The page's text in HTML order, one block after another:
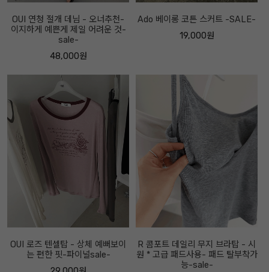
OUI 연청 절개 데님 - 오너추천-
이지하게 예쁜게 제일 어려운 것-
sale-
48,000원
Ado 베이롱 코튼 스커트 -SALE-
19,000원
OUI 로즈 텐셀탑 - 상체 예뻐보이
는 편한 핏-파이널sale-
R 콤포트 데일리 무지 브라탑 - 시
원 * 고급 패드사용- 패드 탈부착가
능-sale-